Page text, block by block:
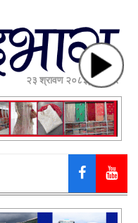
२३ श्रावण २०८३, शनिबार